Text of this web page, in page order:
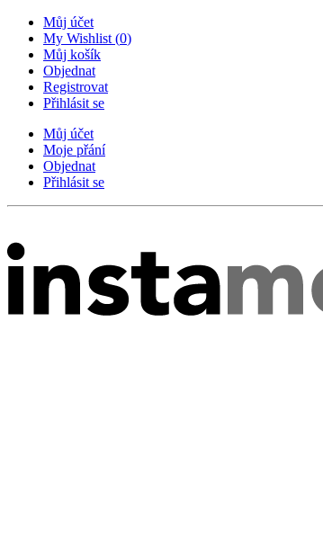
Můj účet
My Wishlist (0)
Můj košík
Objednat
Registrovat
Přihlásit se
Můj účet
Moje přání
Objednat
Přihlásit se